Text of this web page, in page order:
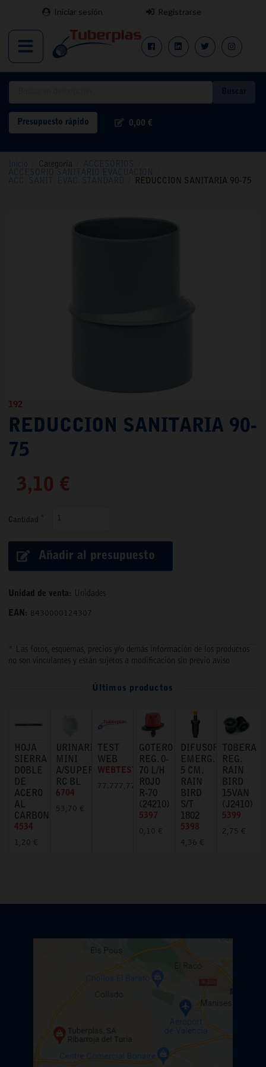
Iniciar sesión Registrarse
Presupuesto rápido 0,00 €
Inicio Categoría ACCESORIOS
ACCESORIO SANITARIO EVACUACION
ACC. SANIT. EVAC. STANDARD REDUCCION SANITARIA 90-75
192
REDUCCION SANITARIA 90-
75
3,10 €
Cantidad
Añadir al presupuesto
Unidad de venta: Unidades
EAN: 8430000124307
* Las fotos, esquemas, precios y/o demás información de los productos
no son vinculantes y están sujetos a modificación sin previo aviso
Últimos productos
HOJA
SIERRA
DOBLE
DE
ACERO
AL
CARBONO
4534
1,20 €
URINARIO
MINI
A/SUPERIOR
RC BL
6704
53,70 €
TEST
WEB
WEBTEST
77.777,77 €
GOTERO
REG. 0-
70 L/H
ROJO
R-70
(24210)
5397
0,10 €
DIFUSOR
EMERG.
5 CM.
RAIN
BIRD
S/T
1802
5398
4,36 €
TOBERA
REG.
RAIN
BIRD
15VAN
(J2410)
5399
2,75 €